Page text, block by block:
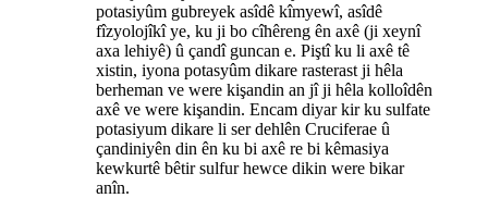
potasiyûm gubreyek asîdê kîmyewî, asîdê
fîzyolojîkî ye, ku ji bo cîhêreng ên axê (ji xeynî
axa lehiyê) û çandî guncan e. Piştî ku li axê tê
xistin, iyona potasyûm dikare rasterast ji hêla
berheman ve were kişandin an jî ji hêla kolloîdên
axê ve were kişandin. Encam diyar kir ku sulfate
potasiyum dikare li ser dehlên Cruciferae û
çandiniyên din ên ku bi axê re bi kêmasiya
kewkurtê bêtir sulfur hewce dikin were bikar
anîn.